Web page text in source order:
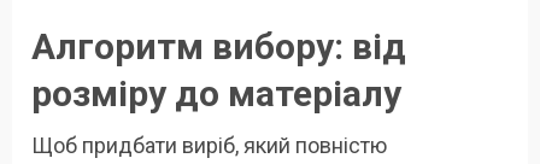
Алгоритм вибору: від
розміру до матеріалу
Щоб придбати виріб, який повністю